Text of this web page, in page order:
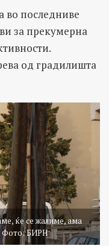
во последниве
за прекумерна
од градилишта
ќе се жалиме, ама
| Фото: БИРН